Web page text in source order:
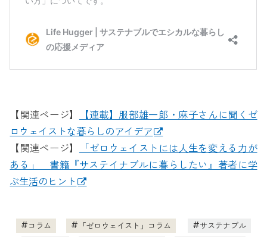
【関連ページ】
【連載】服部雄一郎・麻子さんに聞くゼ
ロウェイストな暮らしのアイデア
【関連ページ】
「ゼロウェイストには人生を変える力が
ある」 書籍『サステイナブルに暮らしたい』著者に学
ぶ生活のヒント
コラム 「ゼロウェイスト」コラム
サステナブル